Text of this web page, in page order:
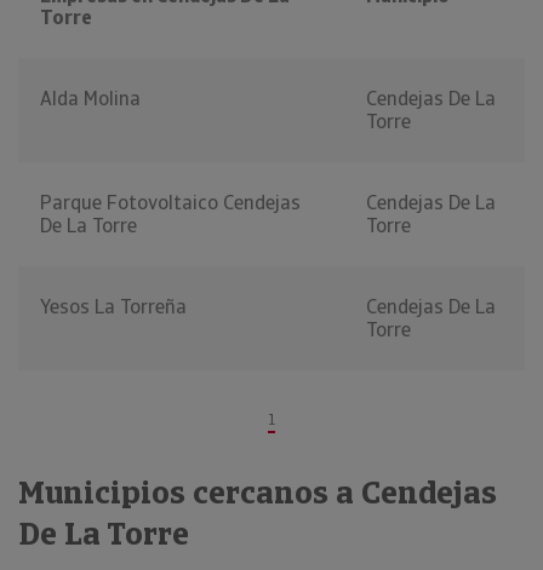
Torre
Alda Molina
Cendejas De La
Torre
Parque Fotovoltaico Cendejas
De La Torre
Cendejas De La
Torre
Yesos La Torreña
Cendejas De La
Torre
1
Municipios cercanos a Cendejas
De La Torre